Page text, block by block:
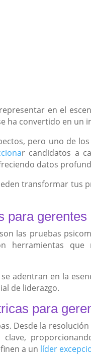
en el
ha convertido en un
pero uno de
r candidatos a
datos
transformar tus
para gerentes
las pruebas
herramientas que
adentran en la
de liderazgo.
para
Desde la
clave,
a un líder